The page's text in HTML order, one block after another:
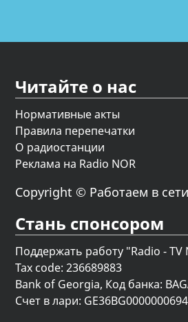
Читайте о нас
Нормативные акты
Правила перепечатки
О радиостанции
Реклама на Radio NOR
Copyright © Работаем в
Стань спонсором
Поддержать работу "Radio - TV
Tax code: 236689883
Bank of Georgia, Код банка:
Счет в лари: